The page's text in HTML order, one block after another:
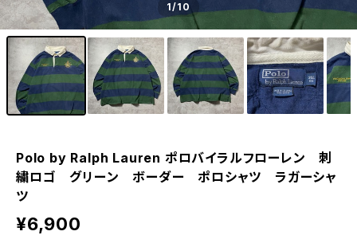
1/10
Polo by Ralph Lauren ポロバイラルフローレン 刺
繍ロゴ グリーン ボーダー ポロシャツ ラガーシャ
ツ
¥6,900